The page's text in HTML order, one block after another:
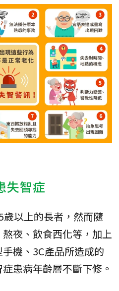
失智症
以上的長者，然而隨
夜、飲食西化等，加上
機、3C產品所造成的
患病年齡層不斷下修。